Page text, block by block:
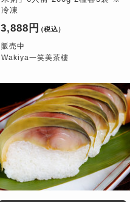
冷凍
3,888円 （税込）
販売中
Wakiya一笑美茶樓